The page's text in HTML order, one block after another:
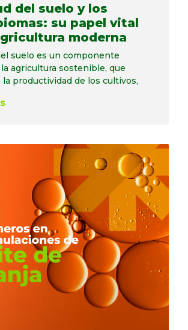
del suelo y los
su papel vital
moderna
suelo es un componente
agricultura sostenible, que
productividad de los cultivos,